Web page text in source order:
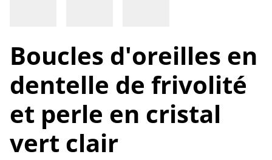
Boucles d'oreilles en
dentelle de frivolité
et perle en cristal
vert clair